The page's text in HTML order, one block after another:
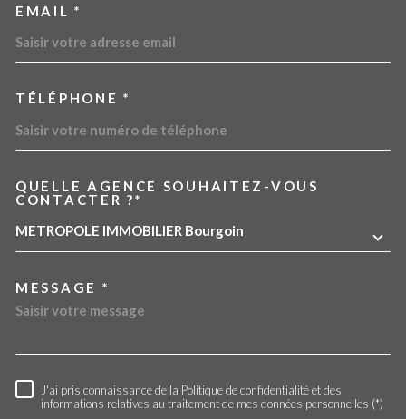
EMAIL *
TÉLÉPHONE *
QUELLE AGENCE SOUHAITEZ-VOUS
CONTACTER ?*
METROPOLE IMMOBILIER Bourgoin
MESSAGE *
RÈGLEMENTATION
J'ai pris connaissance de la Politique de confidentialité et des
informations relatives au traitement de mes données personnelles (*)